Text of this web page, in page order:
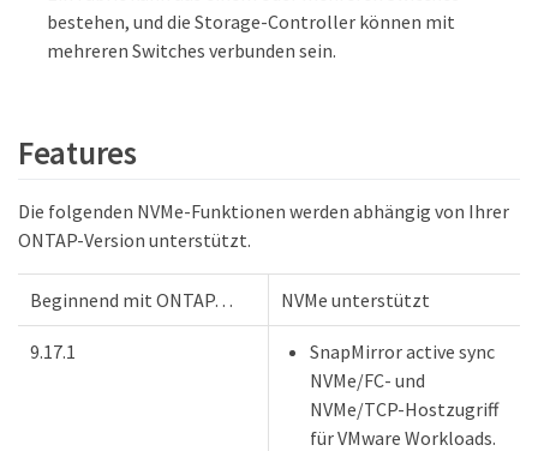
bestehen, und die Storage-Controller können mit
mehreren Switches verbunden sein.
Features
Die folgenden NVMe-Funktionen werden abhängig von Ihrer
ONTAP-Version unterstützt.
Beginnend mit ONTAP…​ NVMe unterstützt
9.17.1
SnapMirror active sync
NVMe/FC- und
NVMe/TCP-Hostzugriff
für VMware Workloads.